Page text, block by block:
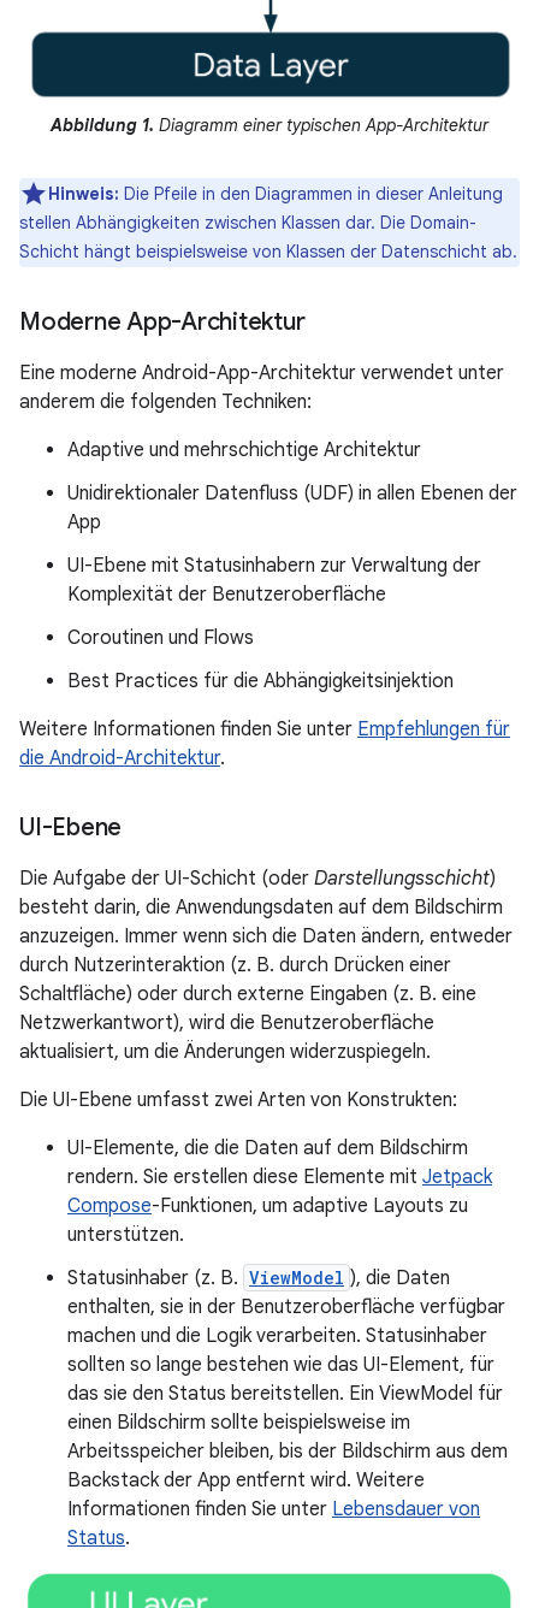
Abbildung 1. Diagramm einer typischen App-Architektur
Hinweis: Die Pfeile in den Diagrammen in dieser Anleitung
stellen Abhängigkeiten zwischen Klassen dar. Die Domain-
Schicht hängt beispielsweise von Klassen der Datenschicht ab.
Moderne App-Architektur
Eine moderne Android-App-Architektur verwendet unter
anderem die folgenden Techniken:
Adaptive und mehrschichtige Architektur
Unidirektionaler Datenfluss (UDF) in allen Ebenen der
App
UI-Ebene mit Statusinhabern zur Verwaltung der
Komplexität der Benutzeroberfläche
Coroutinen und Flows
Best Practices für die Abhängigkeitsinjektion
Weitere Informationen finden Sie unter Empfehlungen für
die Android-Architektur.
UI-Ebene
Die Aufgabe der UI-Schicht (oder Darstellungsschicht)
besteht darin, die Anwendungsdaten auf dem Bildschirm
anzuzeigen. Immer wenn sich die Daten ändern, entweder
durch Nutzerinteraktion (z. B. durch Drücken einer
Schaltfläche) oder durch externe Eingaben (z. B. eine
Netzwerkantwort), wird die Benutzeroberfläche
aktualisiert, um die Änderungen widerzuspiegeln.
Die UI-Ebene umfasst zwei Arten von Konstrukten:
UI-Elemente, die die Daten auf dem Bildschirm
rendern. Sie erstellen diese Elemente mit Jetpack
Compose-Funktionen, um adaptive Layouts zu
unterstützen.
Statusinhaber (z. B. ViewModel ), die Daten
enthalten, sie in der Benutzeroberfläche verfügbar
machen und die Logik verarbeiten. Statusinhaber
sollten so lange bestehen wie das UI-Element, für
das sie den Status bereitstellen. Ein ViewModel für
einen Bildschirm sollte beispielsweise im
Arbeitsspeicher bleiben, bis der Bildschirm aus dem
Backstack der App entfernt wird. Weitere
Informationen finden Sie unter Lebensdauer von
Status.